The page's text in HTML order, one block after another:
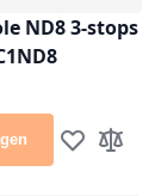
ND8 3-stops
Voeg toe